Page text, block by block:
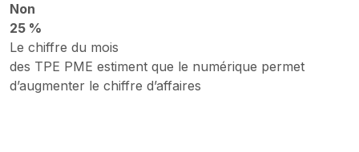
Non
25 %
Le chiffre du mois
des TPE PME estiment que le numérique permet
d’augmenter le chiffre d’affaires